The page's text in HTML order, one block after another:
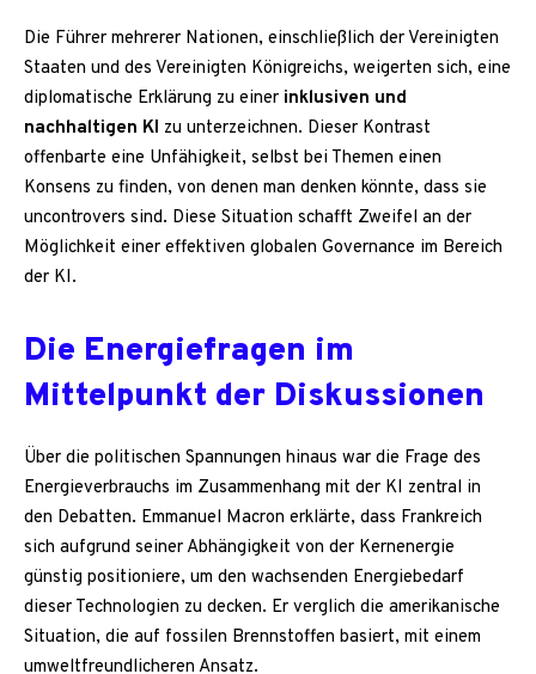
Die Führer mehrerer Nationen, einschließlich der Vereinigten
Staaten und des Vereinigten Königreichs, weigerten sich, eine
diplomatische Erklärung zu einer inklusiven und
nachhaltigen KI zu unterzeichnen. Dieser Kontrast
offenbarte eine Unfähigkeit, selbst bei Themen einen
Konsens zu finden, von denen man denken könnte, dass sie
uncontrovers sind. Diese Situation schafft Zweifel an der
Möglichkeit einer effektiven globalen Governance im Bereich
der KI.
Die Energiefragen im
Mittelpunkt der Diskussionen
Über die politischen Spannungen hinaus war die Frage des
Energieverbrauchs im Zusammenhang mit der KI zentral in
den Debatten. Emmanuel Macron erklärte, dass Frankreich
sich aufgrund seiner Abhängigkeit von der Kernenergie
günstig positioniere, um den wachsenden Energiebedarf
dieser Technologien zu decken. Er verglich die amerikanische
Situation, die auf fossilen Brennstoffen basiert, mit einem
umweltfreundlicheren Ansatz.